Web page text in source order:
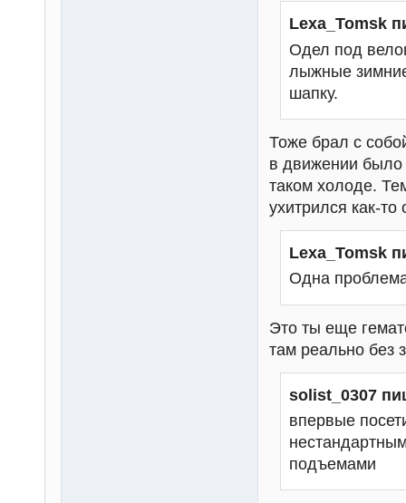
Lexa_Tomsk
Одел под
лыжные
шапку.
Тоже брал с
в движении было
таком холоде.
ухитрился как-то
Lexa_Tomsk
Одна
Это ты еще
там реально без
solist_0307
впервые
подъемами